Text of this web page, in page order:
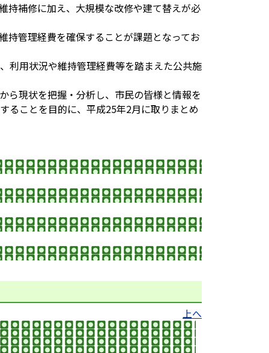
補修に加え、大規模な改修や建て替えが必
管理経費を確保することが課題となってお
用状況や維持管理経費等を踏まえた公共施
現状を把握・分析し、市民の皆様と情報を
ることを目的に、平成25年2月に取りまとめ
上へ